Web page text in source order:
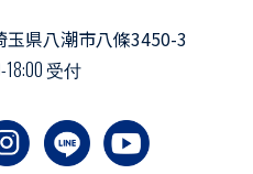
県八潮市八條3450-3
18:00 受付